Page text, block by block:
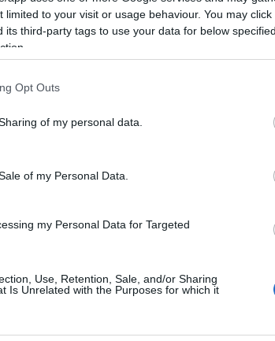
limited to your visit or usage behaviour. You may
its third-party tags to use your data for below
Opt Outs
of my personal data.
of my Personal Data.
my Personal Data for Targeted
Use, Retention, Sale, and/or Sharing
Is Unrelated with the Purposes for which it
gyermekkoncerttel és városbebarangoló
sétákkal, illetve bringatúrákkal készülnek.
tovább
A
A